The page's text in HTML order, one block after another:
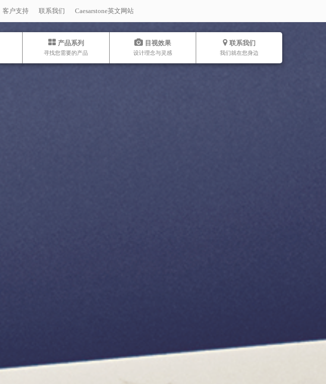
客户支持 联系我们 Caesarstone英文网站
产品系列
寻找您需要的产品
目视效果
设计理念与灵感
联系我们
我们就在您身边